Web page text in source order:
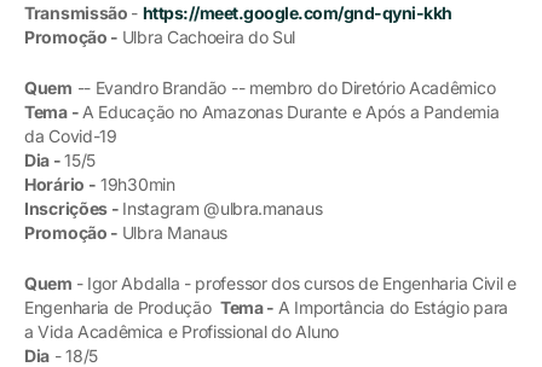
Transmissão - https://meet.google.com/gnd-qyni-kkh
Promoção - Ulbra Cachoeira do Sul
Quem -- Evandro Brandão -- membro do Diretório Acadêmico
Tema - A Educação no Amazonas Durante e Após a Pandemia
da Covid-19
Dia -15/5
Horário - 19h30min
Inscrições - Instagram @ulbra.manaus
Promoção - Ulbra Manaus
Quem - Igor Abdalla - professor dos cursos de Engenharia Civil e
Engenharia de Produção Tema - A Importância do Estágio para
a Vida Acadêmica e Profissional do Aluno
Dia - 18/5